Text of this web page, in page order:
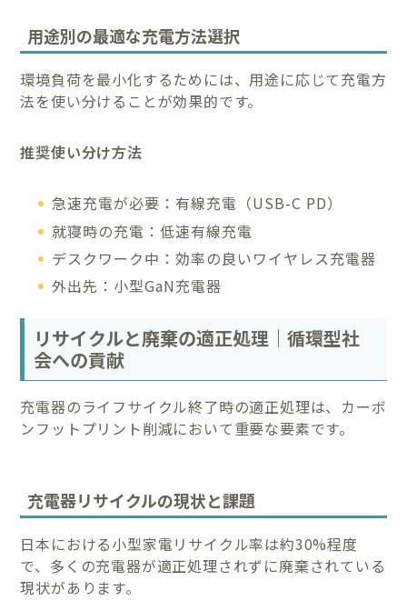
用途別の最適な充電方法選択
環境負荷を最小化するためには、用途に応じて充電方
法を使い分けることが効果的です。
推奨使い分け方法
急速充電が必要：有線充電（USB-C PD）
就寝時の充電：低速有線充電
デスクワーク中：効率の良いワイヤレス充電器
外出先：小型GaN充電器
リサイクルと廃棄の適正処理｜循環型社
会への貢献
充電器のライフサイクル終了時の適正処理は、カーボ
ンフットプリント削減において重要な要素です。
充電器リサイクルの現状と課題
日本における小型家電リサイクル率は約30%程度
で、多くの充電器が適正処理されずに廃棄されている
現状があります。